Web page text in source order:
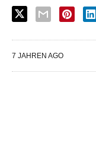
7 JAHREN AGO